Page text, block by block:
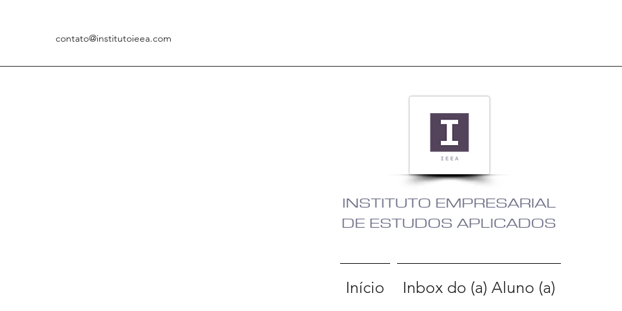
contato@institutoieea.com
INSTITUTO EMPRESARIAL
DE ESTUDOS APLICADOS
Início Inbox do (a) Aluno (a)